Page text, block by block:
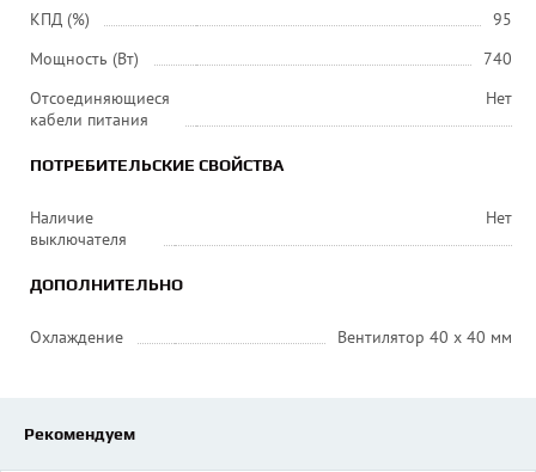
КПД (%)
95
Мощность (Вт)
740
Отсоединяющиеся
кабели питания
Нет
ПОТРЕБИТЕЛЬСКИЕ СВОЙСТВА
Наличие
выключателя
Нет
ДОПОЛНИТЕЛЬНО
Охлаждение Вентилятор 40 x 40 мм
Рекомендуем